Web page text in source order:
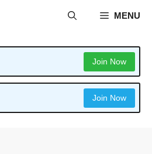
MENU
Join Now
Join Now